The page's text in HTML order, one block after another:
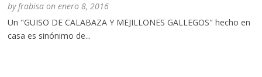
byfrabisa onenero 8, 2016
Un "GUISO DE CALABAZA Y MEJILLONES GALLEGOS" hecho en
casa es sinónimo de...